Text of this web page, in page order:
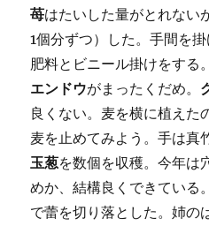
苺はたいした量がとれない
1個分ずつ）した。手間を
肥料とビニール掛けをする。
エンドウがまったくだめ。
良くない。麦を横に植えた
麦を止めてみよう。手は真
玉葱を数個を収穫。今年は
めか、結構良くできている
で蕾を切り落とした。姉の